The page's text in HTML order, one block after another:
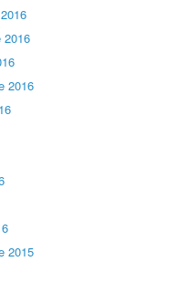
2016
2016
2015